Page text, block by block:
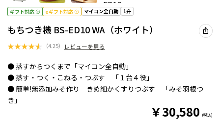
ギフト対応 eギフト対応 マイコン全自動 1升
もちつき機 BS-ED10 WA（ホワイト）
★★★★★ （4.25） レビューを見る
● 蒸すからつくまで「マイコン全自動」
● 蒸す・つく・こねる・つぶす 「１台４役」
● 簡単!無添加みそ作り きめ細かくすりつぶす 「みそ羽根つ
き」
￥30,580 (税込)